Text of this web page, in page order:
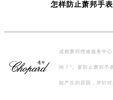
怎样防止萧邦手
成都萧邦维修服务中
响？”。要防止萧邦手
能产生的原因，并针